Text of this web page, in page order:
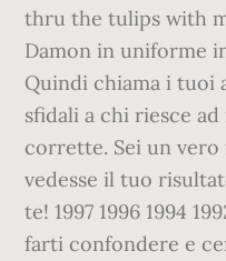
thru the tulips with
Damon in uniforme
Quindi chiama i tuoi
sfidali a chi riesce
corrette. Sei un vero
vedesse il tuo
te! 1997 1996 1994
farti confondere e